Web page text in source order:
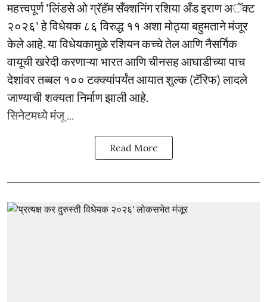
महत्त्वपूर्ण 'लिंडसे ओ ग्रॅहॅम सँक्शनिंग रशिया अँड इराण अॅक्ट
२०२६' हे विधेयक ८६ विरुद्ध ११ अशा मोठ्या बहुमताने मंजूर
केले आहे. या विधेयकामुळे रशियन कच्चे तेल आणि नैसर्गिक
वायूची खरेदी करणाऱ्या भारत आणि चीनसह आघाडीच्या पाच
देशांवर तब्बल १०० टक्क्यांपर्यंत आयात शुल्क (टॅरिफ) लादले
जाण्याची शक्यता निर्माण झाली आहे.
सिनेटमध्ये मंजू ...
Read More